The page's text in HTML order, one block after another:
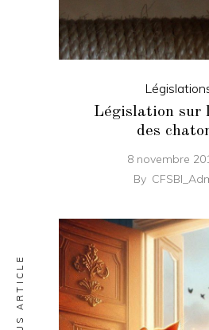
Législation sur
des
8 novembre
By